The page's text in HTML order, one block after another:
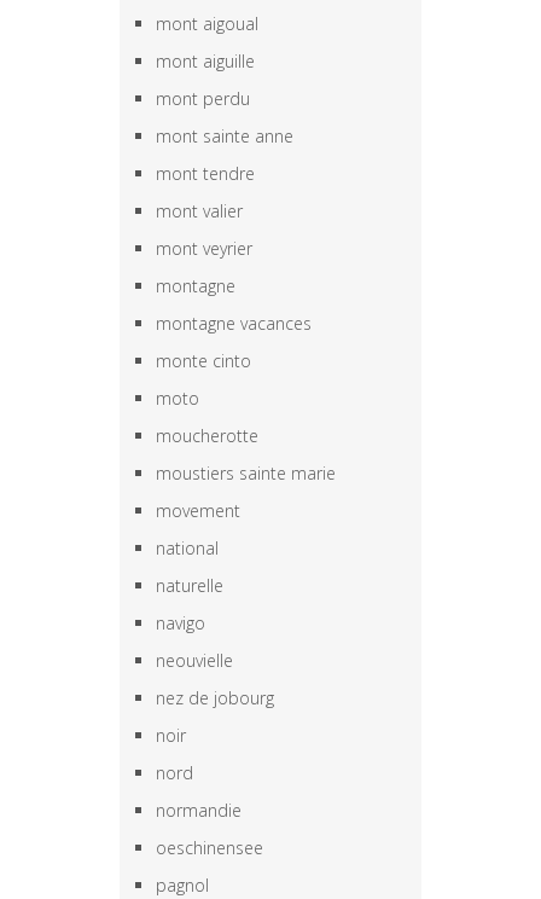
mont aigoual
mont aiguille
mont perdu
mont sainte anne
mont tendre
mont valier
mont veyrier
montagne
montagne vacances
monte cinto
moto
moucherotte
moustiers sainte marie
movement
national
naturelle
navigo
neouvielle
nez de jobourg
noir
nord
normandie
oeschinensee
pagnol